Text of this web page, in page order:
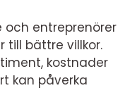
och entreprenörer
till bättre villkor.
kostnader
kan påverka